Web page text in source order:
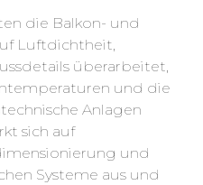
die Balkon- und
Luftdichtheit,
überarbeitet,
und die
Anlagen
sich auf
und
Systeme aus und